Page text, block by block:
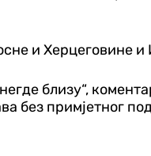
и Херцеговине
близу“,
без примјетног